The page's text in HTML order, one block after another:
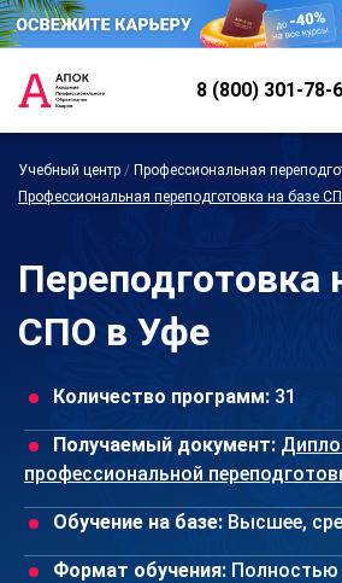
8 (800) 301-78-
Учебный центр / Профессиональная
Профессиональная переподготовка на базе
Переподготовка
СПО в Уфе
Количество программ: 31
Получаемый документ:
профессиональной
Обучение на базе: Высшее,
Формат обучения: